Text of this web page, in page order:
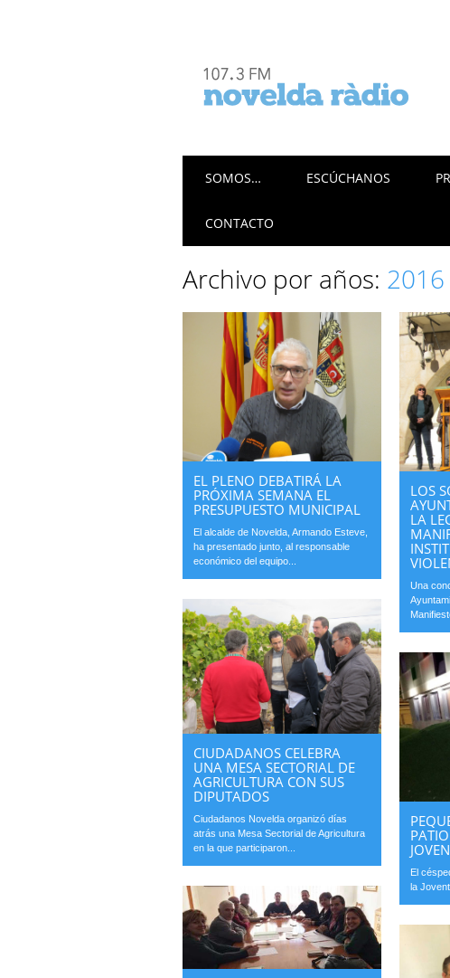
Menú principal
SOMOS… ESCÚCHANOS
CONTACTO
Archivo por años: 2016
EL PLENO DEBATIRÁ LA
PRÓXIMA SEMANA EL
PRESUPUESTO MUNICIPAL
El alcalde de Novelda, Armando Esteve,
ha presentado junto, al responsable
económico del equipo...
LOS
LA
Una
CIUDADANOS CELEBRA
UNA MESA SECTORIAL DE
AGRICULTURA CON SUS
DIPUTADOS
Ciudadanos Novelda organizó días
atrás una Mesa Sectorial de Agricultura
en la que participaron...
El
la